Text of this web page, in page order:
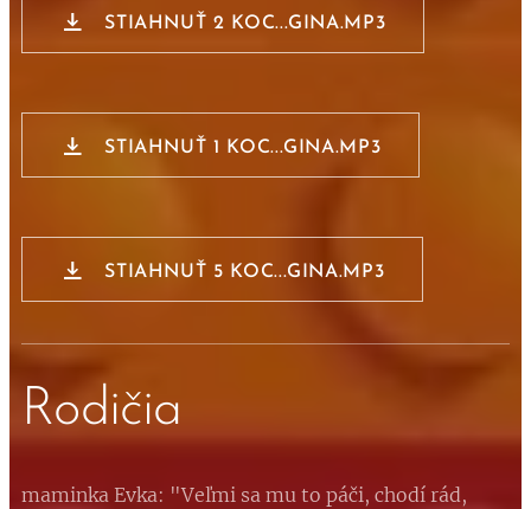
STIAHNUŤ 2 KOC...GINA.MP3
STIAHNUŤ 1 KOC...GINA.MP3
STIAHNUŤ 5 KOC...GINA.MP3
Rodičia
maminka Evka: "Veľmi sa mu to páči, chodí rád,